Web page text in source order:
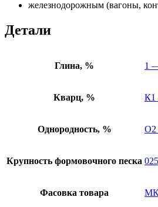
железнодорожным (вагоны,
Детали
Глина, % 1
Кварц, % К1
Однородность, % О2
Крупность формовочного песка
Фасовка товара